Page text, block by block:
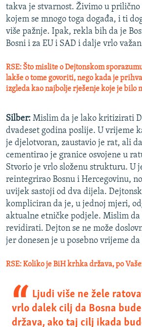
takva je stvarnost. Živimo u prilično
kojem se mnogo toga događa, i ti
više pažnje. Ipak, rekla bih da je
Bosni i za EU i SAD i dalje vrlo
RSE: Što mislite o Dejtonskom
lakše o tome govoriti, nego kada je
izgleda kao najbolje rješenje koje je bilo
Silber: Mislim da je lako kritizirati
dvadeset godina poslije. U vrijeme
je djelotvoran, zaustavio je rat, ali
cementirao je granice osvojene u
Stvorio je vrlo složenu strukturu. U
reintegrirao Bosnu i Hercegovinu,
uvijek sastoji od dva dijela.
kompliciran da je, u jednoj mjeri,
aktualne etničke podjele. Mislim da
revidirati. Dejton se ne može
jer donesen je u posebno vrijeme
RSE: Koliko je BiH krhka država, po
Ljudi više ne žele
vrlo dalek cilj da Bosna
država, ako taj cilj ikada